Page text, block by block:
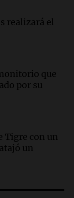
Municipal
de la
y vehículos
Rafaela
realizará el
que
por su
Tigre con un
un